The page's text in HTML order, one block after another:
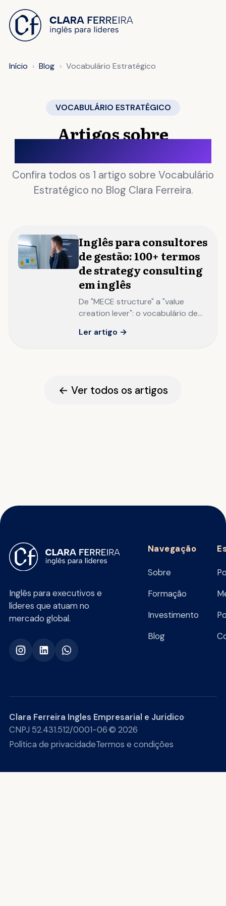
Início Blog Vocabulário Estratégico
VOCABULÁRIO ESTRATÉGICO
Artigos sobre
Confira todos os 1 artigo sobre Vocabulário
Estratégico no Blog Clara Ferreira.
Inglês para consultores
de gestão: 100+ termos
de strategy consulting
em inglês
De "MECE structure" a "value
creation lever": o vocabulário de
consultor precisa dominar para
Ler artigo →
← Ver todos os artigos
Inglês para executivos e
líderes que atuam no
mercado global.
Navegação
Sobre
Formação
Investimento
Blog
Clara Ferreira Ingles Empresarial e Juridico·
CNPJ 52.431.512/0001-06·© 2026
Política de privacidadeTermos e condições